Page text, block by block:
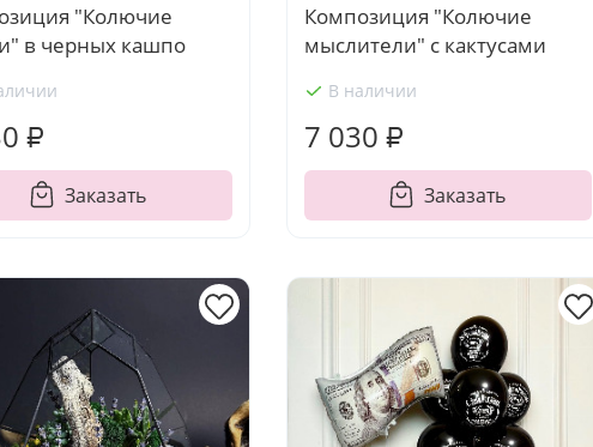
"Колючие
в черных кашпо
₽
Заказать
Композиция "Колючие
мыслители" с кактусами
В наличии
7 030 ₽
Заказать